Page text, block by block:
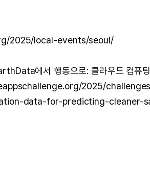
2025/local-events/seoul/
에서 행동으로: 클라우드 컴퓨
2025/
data-for-predicting-cleaner-